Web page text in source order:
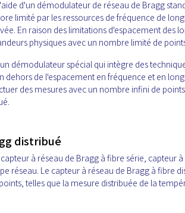
d'un démodulateur de réseau de Bragg
limité par les ressources de fréquence de
En raison des limitations d'espacement des
physiques avec un nombre limité de
démodulateur spécial qui intègre des
de l'espacement en fréquence et en
des mesures avec un nombre infini de
distribué
à réseau de Bragg à fibre série, capteur
réseau. Le capteur à réseau de Bragg à fibre
telles que la mesure distribuée de la